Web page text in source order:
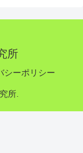
所
シーポリシー
所.